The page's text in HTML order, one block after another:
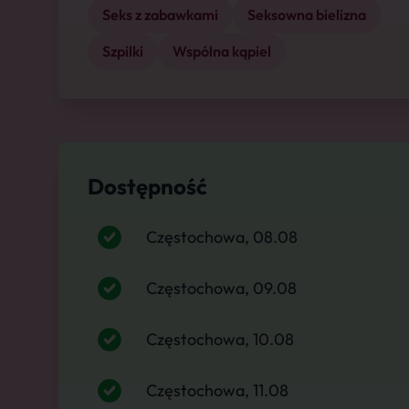
Seks z zabawkami
Seksowna bielizna
Szpilki
Wspólna kąpiel
Dostępność
Częstochowa, 08.08
Częstochowa, 09.08
Częstochowa, 10.08
Częstochowa, 11.08